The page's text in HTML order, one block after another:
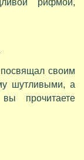
рифмой,
своим
шутливыми, а
прочитаете